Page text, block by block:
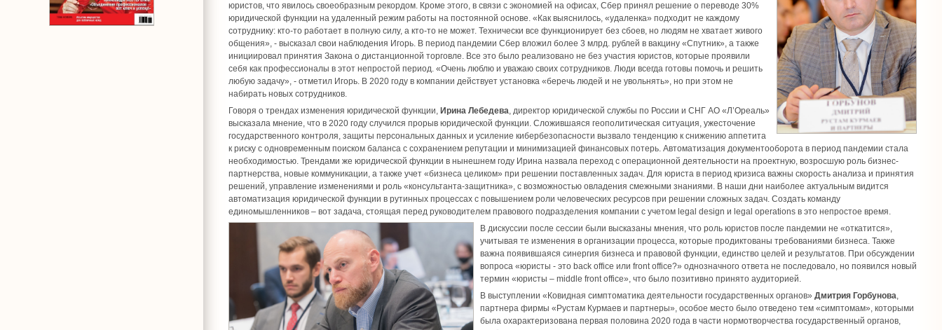
юристов, что явилось своеобразным рекордом. Кроме этого, в связи с экономией на офисах, Сбер принял решение о переводе 30%
юридической функции на удаленный режим работы на постоянной основе. «Как выяснилось, «удаленка» подходит не каждому
сотруднику: кто-то работает в полную силу, а кто-то не может. Технически все функционирует без сбоев, но людям не хватает живого
общения», - высказал свои наблюдения Игорь. В период пандемии Сбер вложил более 3 млрд. рублей в вакцину «Спутник», а также
инициировал принятия Закона о дистанционной торговле. Все это было реализовано не без участия юристов, которые проявили
себя как профессионалы в этот непростой период. «Очень люблю и уважаю своих сотрудников. Люди всегда готовы помочь и решить
любую задачу», - отметил Игорь. В 2020 году в компании действует установка «беречь людей и не увольнять», но при этом не
набирать новых сотрудников.
Говоря о трендах изменения юридической функции, Ирина Лебедева, директор юридической службы по России и СНГ АО «Л’Ореаль»
высказала мнение, что в 2020 году случился прорыв юридической функции. Сложившаяся геополитическая ситуация, ужесточение
государственного контроля, защиты персональных данных и усиление кибербезопасности вызвало тенденцию к снижению аппетита
к риску с одновременным поиском баланса с сохранением репутации и минимизацией финансовых потерь. Автоматизация документооборота в период пандемии стала
необходимостью. Трендами же юридической функции в нынешнем году Ирина назвала переход с операционной деятельности на проектную, возросшую роль бизнес-
партнерства, новые коммуникации, а также учет «бизнеса целиком» при решении поставленных задач. Для юриста в период кризиса важны скорость анализа и принятия
решений, управление изменениями и роль «консультанта-защитника», с возможностью овладения смежными знаниями. В наши дни наиболее актуальным видится
автоматизация юридической функции в рутинных процессах с повышением роли человеческих ресурсов при решении сложных задач. Создать команду
единомышленников – вот задача, стоящая перед руководителем правового подразделения компании с учетом legal design и legal operations в это непростое время.
В дискуссии после сессии были высказаны мнения, что роль юристов после пандемии не «откатится»,
учитывая те изменения в организации процесса, которые продиктованы требованиями бизнеса. Также
важна появившаяся синергия бизнеса и правовой функции, единство целей и результатов. При обсуждении
вопроса «юристы - это back office или front office?» однозначного ответа не последовало, но появился новый
термин «юристы – middle front office», что было позитивно принято аудиторией.
В выступлении «Ковидная симптоматика деятельности государственных органов» Дмитрия Горбунова,
партнера фирмы «Рустам Курмаев и партнеры», особое место было отведено тем «симптомам», которыми
была охарактеризована первая половина 2020 года в части нормотворчества государственный органов,